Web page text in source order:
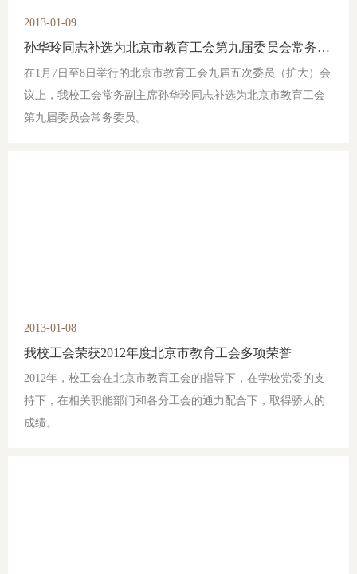
2013-01-09
孙华玲同志补选为北京市教育工会第九届委员会常务委员
在1月7日至8日举行的北京市教育工会九届五次委员（扩大）会
议上，我校工会常务副主席孙华玲同志补选为北京市教育工会
第九届委员会常务委员。
2013-01-08
我校工会荣获2012年度北京市教育工会多项荣誉
2012年，校工会在北京市教育工会的指导下，在学校党委的支
持下，在相关职能部门和各分工会的通力配合下，取得骄人的
成绩。